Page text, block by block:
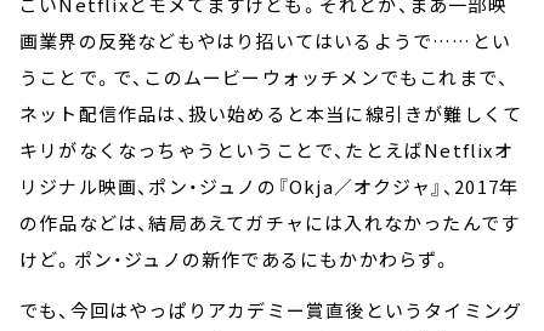
画業界の反発などもやはり招いてはいるようで……とい
うことで。で、このムービーウォッチメンでもこれまで、
ネット配信作品は、扱い始めると本当に線引きが難しくて
キリがなくなっちゃうということで、たとえばNetflixオ
リジナル映画、ポン・ジュノの『Okja／オクジャ』、2017年
の作品などは、結局あえてガチャには入れなかったんです
けど。ポン・ジュノの新作であるにもかかわらず。
でも、今回はやっぱりアカデミー賞直後というタイミング